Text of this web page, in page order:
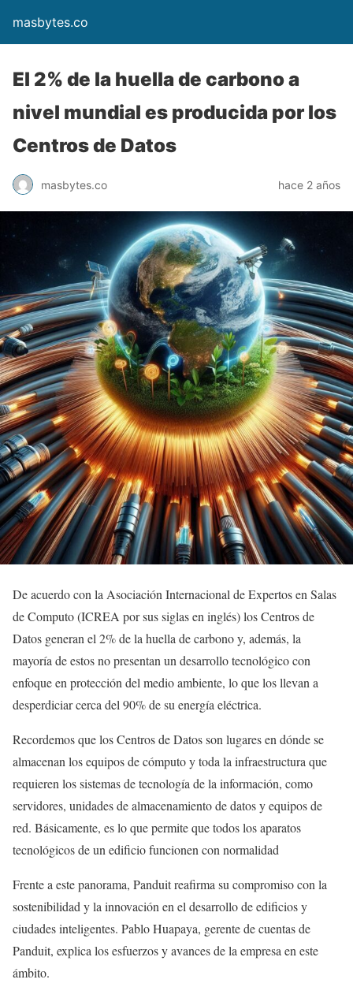
masbytes.co
El 2% de la huella de carbono a
nivel mundial es producida por los
Centros de Datos
masbytes.co hace 2 años
De acuerdo con la Asociación Internacional de Expertos en Salas
de Computo (ICREA por sus siglas en inglés) los Centros de
Datos generan el 2% de la huella de carbono y, además, la
mayoría de estos no presentan un desarrollo tecnológico con
enfoque en protección del medio ambiente, lo que los llevan a
desperdiciar cerca del 90% de su energía eléctrica.
Recordemos que los Centros de Datos son lugares en dónde se
almacenan los equipos de cómputo y toda la infraestructura que
requieren los sistemas de tecnología de la información, como
servidores, unidades de almacenamiento de datos y equipos de
red. Básicamente, es lo que permite que todos los aparatos
tecnológicos de un edificio funcionen con normalidad
Frente a este panorama, Panduit reafirma su compromiso con la
sostenibilidad y la innovación en el desarrollo de edificios y
ciudades inteligentes. Pablo Huapaya, gerente de cuentas de
Panduit, explica los esfuerzos y avances de la empresa en este
ámbito.